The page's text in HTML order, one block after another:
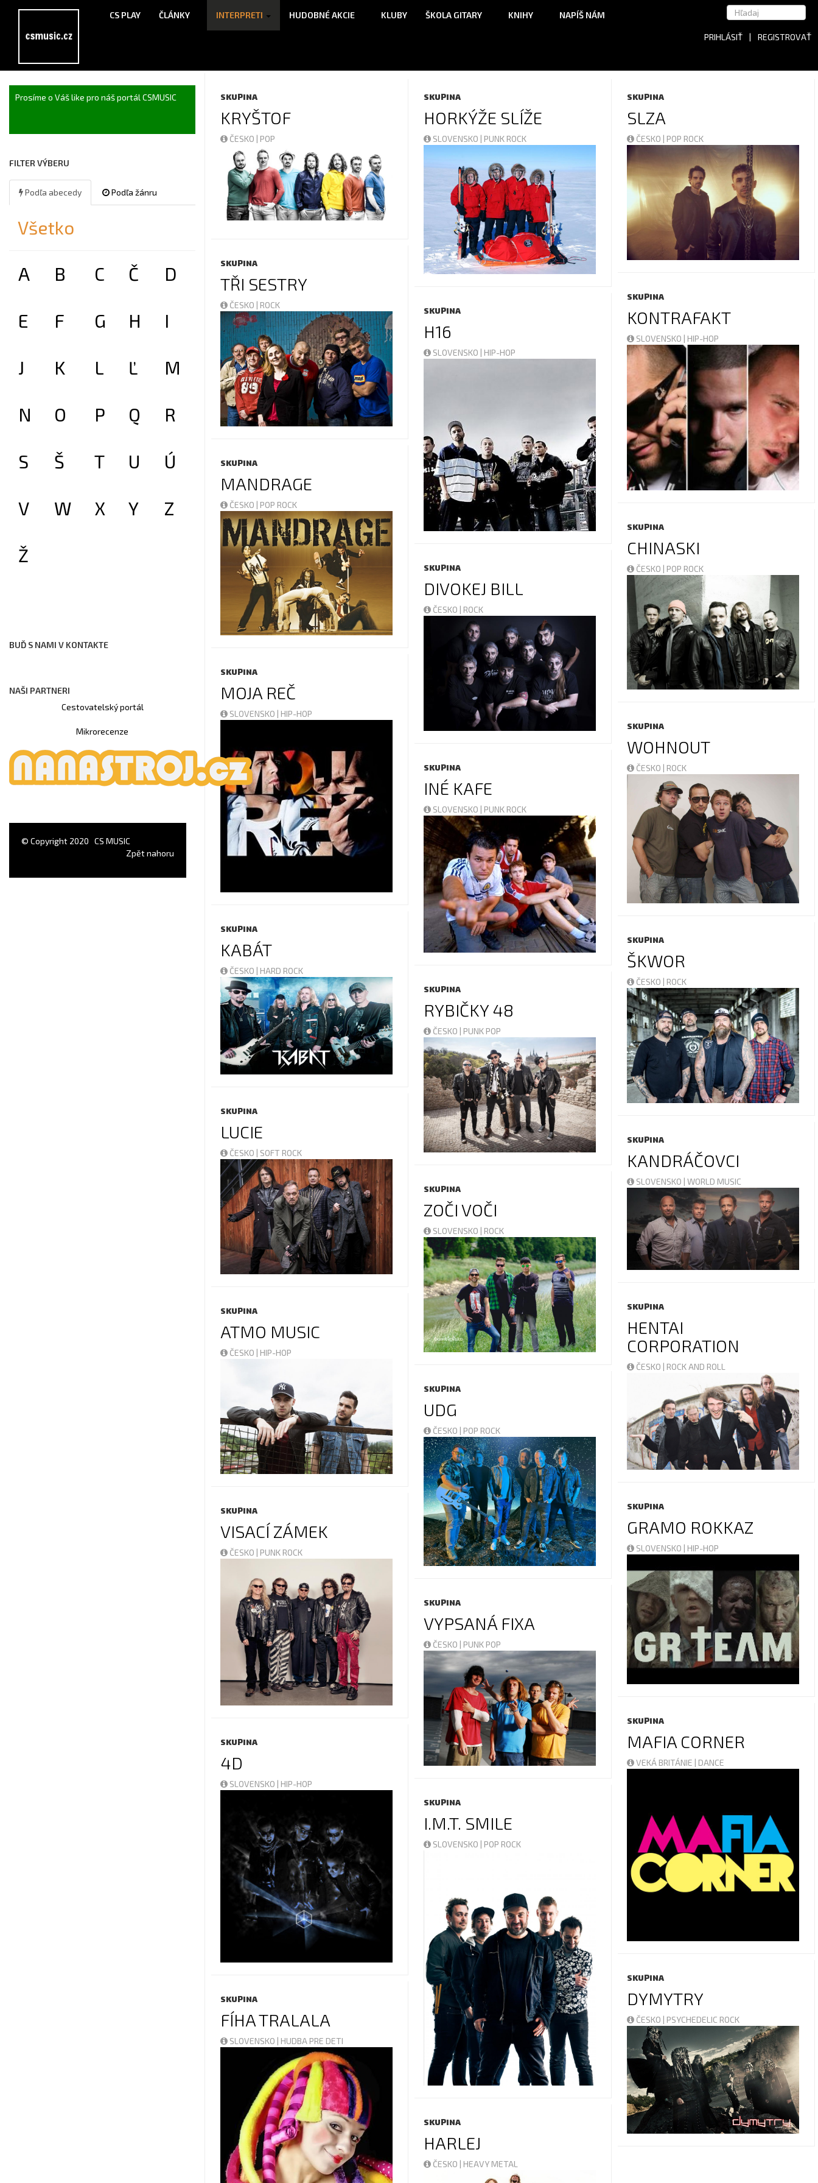
CS PLAY ČLÁNKY INTERPRETI HUDOBNÉ AKCIE KLUBY ŠKOLA GITARY KNIHY NAPÍŠ NÁM
PRIHLÁSIŤ | REGISTROVAŤ
SKUPINA
KRYŠTOF
ČESKO | POP
SKUPINA
HORKÝŽE SLÍŽE
SLOVENSKO | PUNK ROCK
SKUPINA
SLZA
ČESKO | POP ROCK
SKUPINA
TŘI SESTRY
ČESKO | ROCK
SKUPINA
KONTRAFAKT
SLOVENSKO | HIP-HOP
SKUPINA
H16
SLOVENSKO | HIP-HOP
SKUPINA
MANDRAGE
ČESKO | POP ROCK
SKUPINA
CHINASKI
ČESKO | POP ROCK
SKUPINA
DIVOKEJ BILL
ČESKO | ROCK
SKUPINA
MOJA REČ
SLOVENSKO | HIP-HOP
SKUPINA
WOHNOUT
ČESKO | ROCK
SKUPINA
INÉ KAFE
SLOVENSKO | PUNK ROCK
SKUPINA
KABÁT
ČESKO | HARD ROCK
SKUPINA
ŠKWOR
ČESKO | ROCK
SKUPINA
RYBIČKY 48
ČESKO | PUNK POP
SKUPINA
LUCIE
ČESKO | SOFT ROCK
SKUPINA
KANDRÁČOVCI
SLOVENSKO | WORLD MUSIC
SKUPINA
ZOČI VOČI
SLOVENSKO | ROCK
SKUPINA
HENTAI
CORPORATION
ČESKO | ROCK AND ROLL
SKUPINA
ATMO MUSIC
ČESKO | HIP-HOP
SKUPINA
UDG
ČESKO | POP ROCK
SKUPINA
GRAMO ROKKAZ
SLOVENSKO | HIP-HOP
SKUPINA
VISACÍ ZÁMEK
ČESKO | PUNK ROCK
SKUPINA
VYPSANÁ FIXA
ČESKO | PUNK POP
SKUPINA
MAFIA CORNER
VEKÁ BRITÁNIE | DANCE
SKUPINA
4D
SLOVENSKO | HIP-HOP
SKUPINA
I.M.T. SMILE
SLOVENSKO | POP ROCK
SKUPINA
DYMYTRY
ČESKO | PSYCHEDELIC ROCK
SKUPINA
FÍHA TRALALA
SLOVENSKO | HUDBA PRE DETI
SKUPINA
HARLEJ
ČESKO | HEAVY METAL
Prosíme o Váš like pro náš portál CSMUSIC
FILTER VÝBERU
Podľa abecedy Podľa žánru
Všetko
A B C Č D
E F G H I
J K L Ľ M
N O P Q R
S Š T U Ú
V W X Y Z
Ž
BUĎ S NAMI V KONTAKTE
NAŠI PARTNERI
Cestovatelský portál
Mikrorecenze
© Copyright 2020 CS MUSIC
Zpět nahoru